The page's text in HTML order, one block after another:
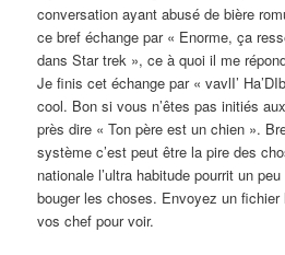
conversation ayant abusé de bière
ce bref échange par « Enorme, ça
dans Star trek », ce à quoi il me
Je finis cet échange par « vavlI’
cool. Bon si vous n’êtes pas initiés
près dire « Ton père est un chien ».
système c’est peut être la pire des
nationale l’ultra habitude pourrit un
bouger les choses. Envoyez un
vos chef pour voir.